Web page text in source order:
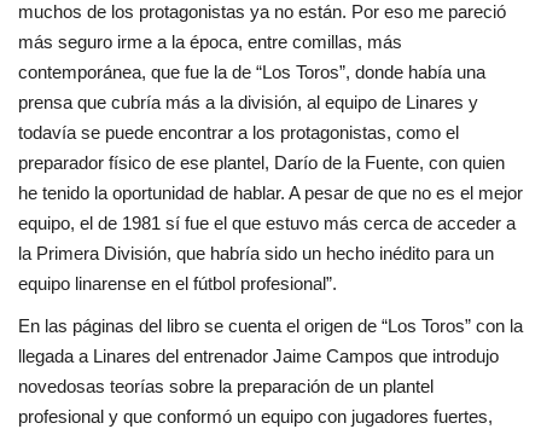
muchos de los protagonistas ya no están. Por eso me pareció
más seguro irme a la época, entre comillas, más
contemporánea, que fue la de “Los Toros”, donde había una
prensa que cubría más a la división, al equipo de Linares y
todavía se puede encontrar a los protagonistas, como el
preparador físico de ese plantel, Darío de la Fuente, con quien
he tenido la oportunidad de hablar. A pesar de que no es el mejor
equipo, el de 1981 sí fue el que estuvo más cerca de acceder a
la Primera División, que habría sido un hecho inédito para un
equipo linarense en el fútbol profesional”.
En las páginas del libro se cuenta el origen de “Los Toros” con la
llegada a Linares del entrenador Jaime Campos que introdujo
novedosas teorías sobre la preparación de un plantel
profesional y que conformó un equipo con jugadores fuertes,